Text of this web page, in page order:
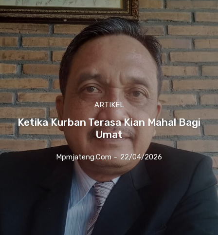
ARTIKEL
Ketika Kurban Terasa Kian Mahal Bagi
Umat
Mpmjateng.com - 22/04/2026